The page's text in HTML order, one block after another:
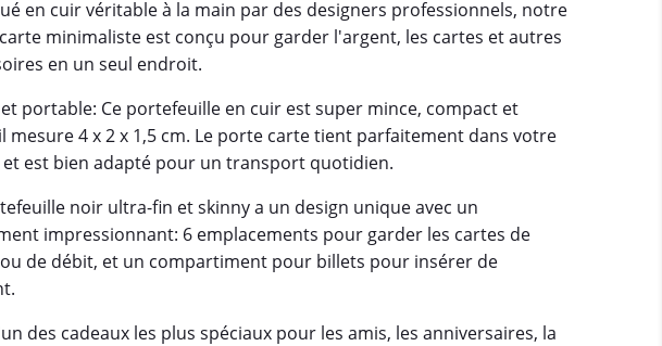
en cuir véritable à la main par des designers professionnels, notre
minimaliste est conçu pour garder l'argent, les cartes et autres
en un seul endroit.
portable: Ce portefeuille en cuir est super mince, compact et
mesure 4 x 2 x 1,5 cm. Le porte carte tient parfaitement dans votre
et est bien adapté pour un transport quotidien.
noir ultra-fin et skinny a un design unique avec un
impressionnant: 6 emplacements pour garder les cartes de
de débit, et un compartiment pour billets pour insérer de
des cadeaux les plus spéciaux pour les amis, les anniversaires, la